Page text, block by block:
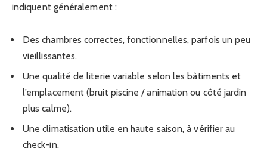
indiquent généralement :
Des chambres correctes, fonctionnelles, parfois un peu
vieillissantes.
Une qualité de literie variable selon les bâtiments et
l’emplacement (bruit piscine / animation ou côté jardin
plus calme).
Une climatisation utile en haute saison, à vérifier au
check-in.